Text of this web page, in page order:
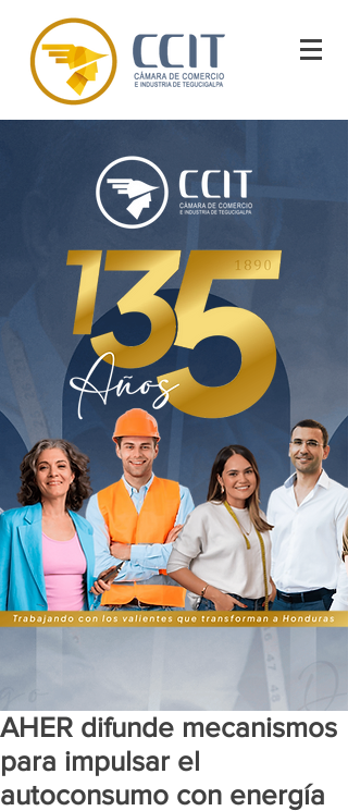
AHER difunde mecanismos
para impulsar el
autoconsumo con energía